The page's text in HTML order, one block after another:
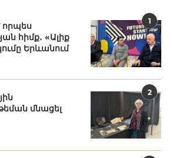
1
որպես
հիմք․ «Ալիք
Երևանում
2
մնացել